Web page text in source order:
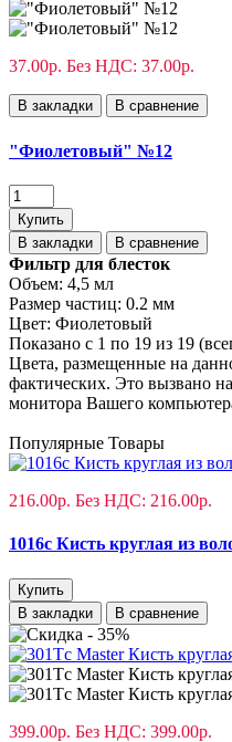
37.00р. Без НДС: 37.00р.
В закладки В сравнение
"Фиолетовый" №12
Купить
В закладки
В сравнение
Фильтр для блесток
Объем: 4,5 мл
Размер частиц: 0.2 мм
Цвет: Фиолетовый
Показано с 1 по 19 из 19
Цвета, размещенные на
фактических. Это вызвано
монитора Вашего
Популярные Товары
216.00р. Без НДС: 216.00р.
1016с Кисть круглая из
Купить
В закладки
В сравнение
399.00р. Без НДС: 399.00р.